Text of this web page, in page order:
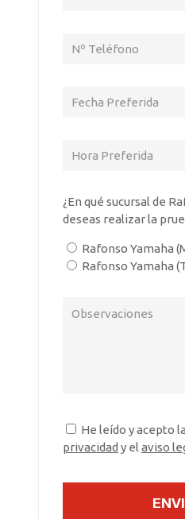
¿En qué sucursal de
deseas realizar la
Rafonso Yamaha
Rafonso Yamaha
He leído y acepto la
privacidad y el aviso